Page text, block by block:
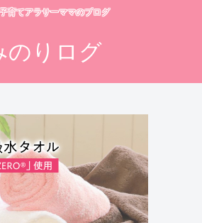
育てアラサーママのブログ
のりログ